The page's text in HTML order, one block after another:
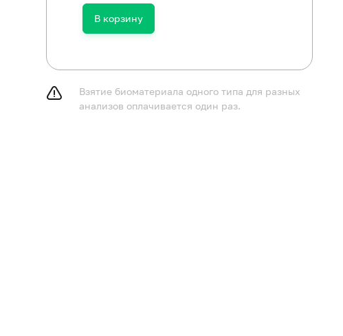
За 1,5-2 часа воздержаться от приема пищи, чистки зубов,
В корзину
Взятие биоматериала одного типа для разных
анализов оплачивается один раз.